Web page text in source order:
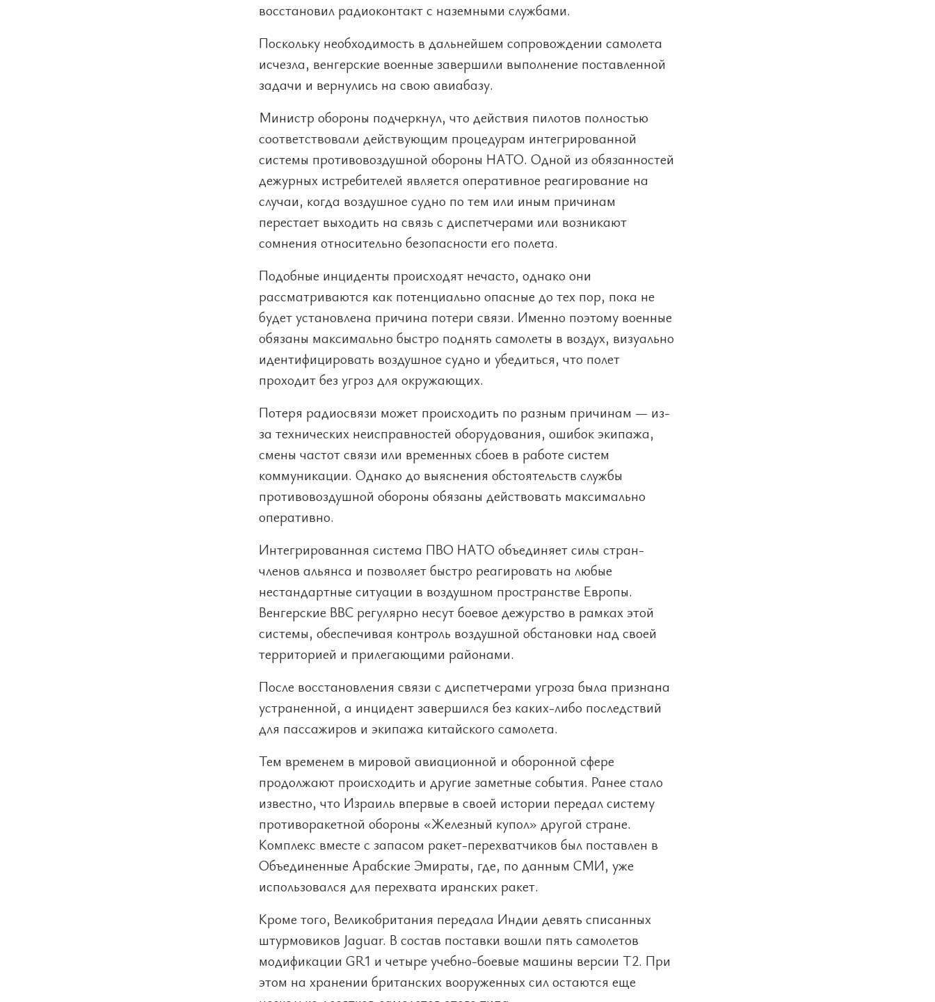
восстановил радиоконтакт с наземными службами.
Поскольку необходимость в дальнейшем сопровождении самолета
исчезла, венгерские военные завершили выполнение поставленной
задачи и вернулись на свою авиабазу.
Министр обороны подчеркнул, что действия пилотов полностью
соответствовали действующим процедурам интегрированной
системы противовоздушной обороны НАТО. Одной из обязанностей
дежурных истребителей является оперативное реагирование на
случаи, когда воздушное судно по тем или иным причинам
перестает выходить на связь с диспетчерами или возникают
сомнения относительно безопасности его полета.
Подобные инциденты происходят нечасто, однако они
рассматриваются как потенциально опасные до тех пор, пока не
будет установлена причина потери связи. Именно поэтому военные
обязаны максимально быстро поднять самолеты в воздух, визуально
идентифицировать воздушное судно и убедиться, что полет
проходит без угроз для окружающих.
Потеря радиосвязи может происходить по разным причинам — из-
за технических неисправностей оборудования, ошибок экипажа,
смены частот связи или временных сбоев в работе систем
коммуникации. Однако до выяснения обстоятельств службы
противовоздушной обороны обязаны действовать максимально
оперативно.
Интегрированная система ПВО НАТО объединяет силы стран-
членов альянса и позволяет быстро реагировать на любые
нестандартные ситуации в воздушном пространстве Европы.
Венгерские ВВС регулярно несут боевое дежурство в рамках этой
системы, обеспечивая контроль воздушной обстановки над своей
территорией и прилегающими районами.
После восстановления связи с диспетчерами угроза была признана
устраненной, а инцидент завершился без каких-либо последствий
для пассажиров и экипажа китайского самолета.
Тем временем в мировой авиационной и оборонной сфере
продолжают происходить и другие заметные события. Ранее стало
известно, что Израиль впервые в своей истории передал систему
противоракетной обороны «Железный купол» другой стране.
Комплекс вместе с запасом ракет-перехватчиков был поставлен в
Объединенные Арабские Эмираты, где, по данным СМИ, уже
использовался для перехвата иранских ракет.
Кроме того, Великобритания передала Индии девять списанных
штурмовиков Jaguar. В состав поставки вошли пять самолетов
модификации GR1 и четыре учебно-боевые машины версии T2. При
этом на хранении британских вооруженных сил остаются еще